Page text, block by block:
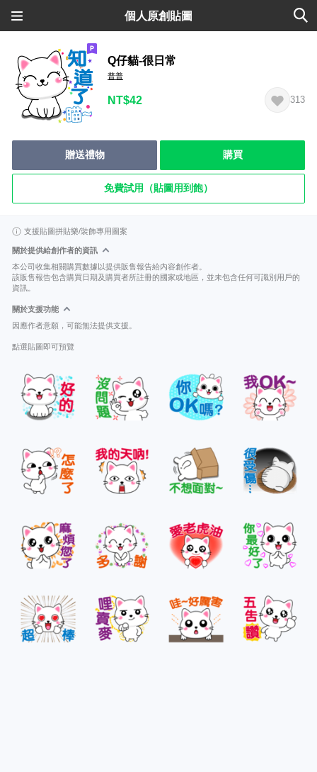
個人原創貼圖
Q仔貓-很日常
普普
NT$42 313
贈送禮物 購買
免費試用（貼圖用到飽）
支援貼圖拼貼樂/裝飾專用圖案
關於提供給創作者的資訊
本公司收集相關購買數據以提供販售報告給內容創作者。
該販售報告包含購買日期及購買者所註冊的國家或地區，並未包含任何可識別用戶的
資訊。
關於支援功能
因應作者意願，可能無法提供支援。
點選貼圖即可預覽